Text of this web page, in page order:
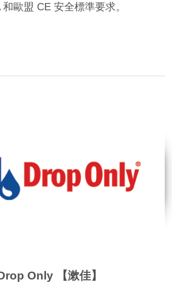
歐盟 CE 安全標準要求。
Only 【漱佳】